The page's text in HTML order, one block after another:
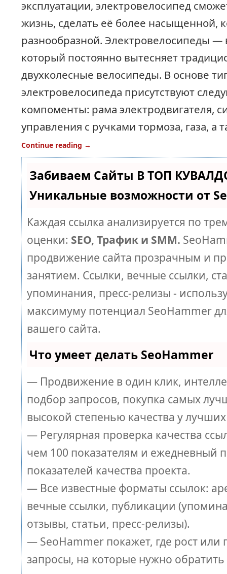
эксплуатации, электровелосипед
жизнь, сделать её более насыщенной,
разнообразной. Электровелосипеды —
который постоянно вытесняет
двухколесные велосипеды. В основе
электровелосипеда присутствуют
компоменты: рама электродвигателя,
управления с ручками тормоза, газа, а
Continue reading →
Забиваем Сайты В ТОП
Уникальные возможности от
Каждая ссылка анализируется по
оценки: SEO, Трафик и SMM.
продвижение сайта прозрачным и
занятием. Ссылки, вечные ссылки,
упоминания, пресс-релизы -
максимуму потенциал SeoHammer
вашего сайта.
Что умеет делать SeoHammer
— Продвижение в один клик,
подбор запросов, покупка самых
высокой степенью качества у
— Регулярная проверка качества
чем 100 показателям и ежедневный
показателей качества проекта.
— Все известные форматы ссылок:
вечные ссылки, публикации
отзывы, статьи, пресс-релизы).
— SeoHammer покажет, где рост или
запросы, на которые нужно